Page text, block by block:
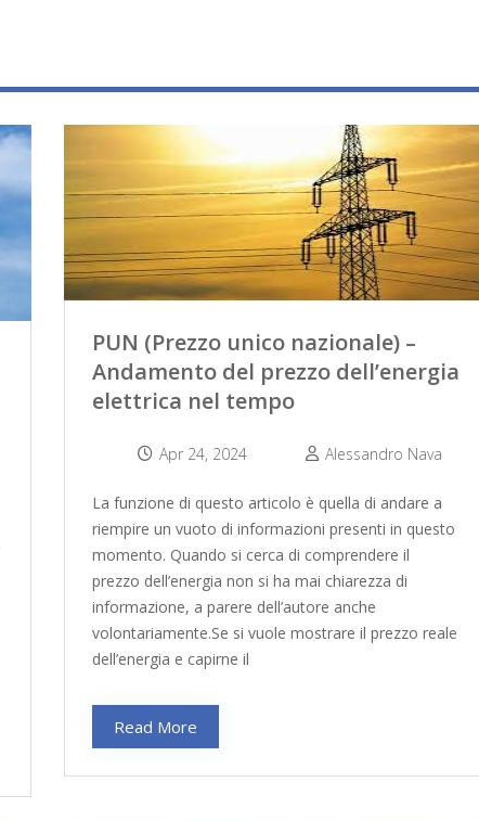
PUN (Prezzo unico nazionale) –
Andamento del prezzo dell’energia
elettrica nel tempo
Apr 24, 2024 Alessandro Nava
La funzione di questo articolo è quella di andare a
riempire un vuoto di informazioni presenti in questo
momento. Quando si cerca di comprendere il
prezzo dell’energia non si ha mai chiarezza di
informazione, a parere dell’autore anche
volontariamente.Se si vuole mostrare il prezzo reale
dell’energia e capirne il
Read More